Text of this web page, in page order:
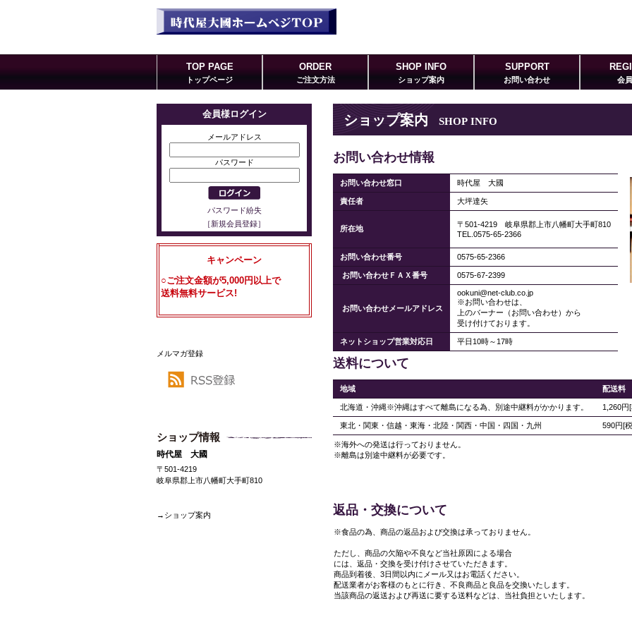
ショップ案内 SHOP INFO
お問い合わせ情報
お問い合わせ窓口 時代屋 大國
責任者 大坪達矢
所在地
〒501-4219 岐阜県郡上市八幡町大手町810
TEL.0575-65-2366
お問い合わせ番号 0575-65-2366
お問い合わせＦＡＸ番号 0575-67-2399
お問い合わせメールアドレス
ookuni@net-club.co.jp
※お問い合わせは、
上のバーナー（お問い合わせ）から
受け付けております。
ネットショップ営業対応日 平日10時～17時
送料について
地域 配送料
北海道・沖縄※沖縄はすべて離島になる為、別途中継料がかかります。 1,260円
東北・関東・信越・東海・北陸・関西・中国・四国・九州 590円[
※海外への発送は行っておりません。
※離島は別途中継料が必要です。
返品・交換について
※食品の為、商品の返品および交換は承っておりません。
ただし、商品の欠陥や不良など当社原因による場合
には、返品・交換を受け付けさせていただきます。
商品到着後、3日間以内にメール又はお電話ください。
配送業者がお客様のもとに行き、不良商品と良品を交換いたします。
当該商品の返送および再送に要する送料などは、当社負担といたします。
TOP PAGE
トップページ
ORDER
ご注文方法
SHOP INFO
ショップ案内
SUPPORT
お問い合わせ 会
会員様ログイン
メールアドレス
パスワード
パスワード紛失
［新規会員登録］
キャンペーン
○ご注文金額が5,000円以上で
送料無料サービス!
メルマガ登録
ショップ情報
時代屋 大國
〒501-4219
岐阜県郡上市八幡町大手町810
→ショップ案内